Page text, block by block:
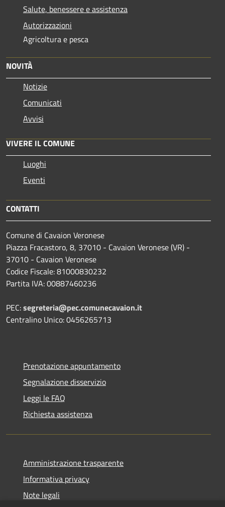
Salute, benessere e assistenza
Autorizzazioni
Agricoltura e pesca
NOVITÀ
Notizie
Comunicati
Avvisi
VIVERE IL COMUNE
Luoghi
Eventi
CONTATTI
Comune di Cavaion Veronese
Piazza Fracastoro, 8, 37010 - Cavaion Veronese (VR) -
37010 - Cavaion Veronese
Codice Fiscale: 81000830232
Partita IVA: 00887460236
PEC:segreteria@pec.comunecavaion.it
Centralino Unico: 0456265713
Prenotazione appuntamento
Segnalazione disservizio
Leggi le FAQ
Richiesta assistenza
Amministrazione trasparente
Informativa privacy
Note legali